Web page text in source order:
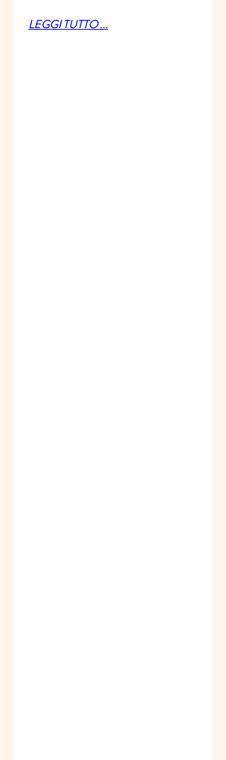
LEGGI TUTTO ...